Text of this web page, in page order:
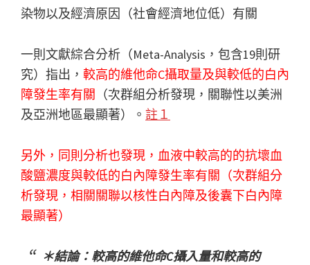
染物以及經濟原因（社會經濟地位低）有關
一則文獻綜合分析（Meta-Analysis，包含19則研
究）指出， 較高的維他命C攝取量及與較低的白內
障發生率有關 （次群組分析發現，關聯性以美洲
及亞洲地區最顯著）。 註１
另外，同則分析也發現，血液中較高的的抗壞血
酸鹽濃度與較低的白內障發生率有關（次群組分
析發現，相關關聯以核性白內障及後囊下白內障
最顯著）
＊結論：較高的維他命C攝入量和較高的